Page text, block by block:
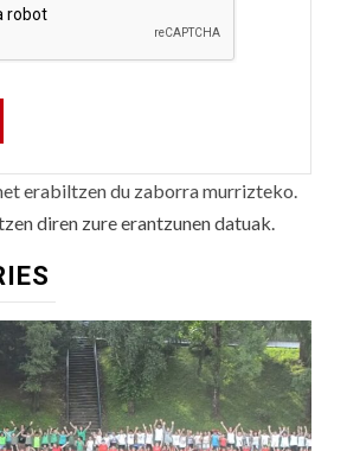
erabiltzen du zaborra murrizteko.
diren zure erantzunen datuak.